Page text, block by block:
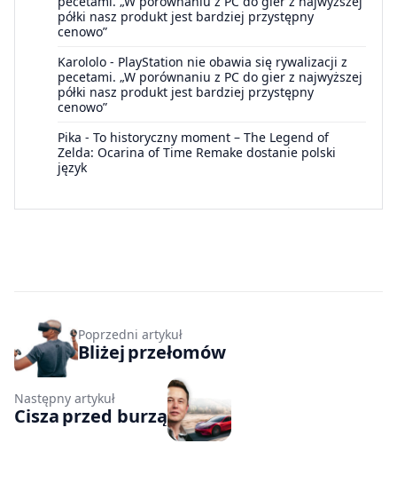
półki nasz produkt jest bardziej przystępny
cenowo”
Karololo - PlayStation nie obawia się rywalizacji z
pecetami. „W porównaniu z PC do gier z najwyższej
półki nasz produkt jest bardziej przystępny
cenowo”
Pika - To historyczny moment – The Legend of
Zelda: Ocarina of Time Remake dostanie polski
język
Poprzedni artykuł
Bliżej przełomów
Następny artykuł
Cisza przed burzą